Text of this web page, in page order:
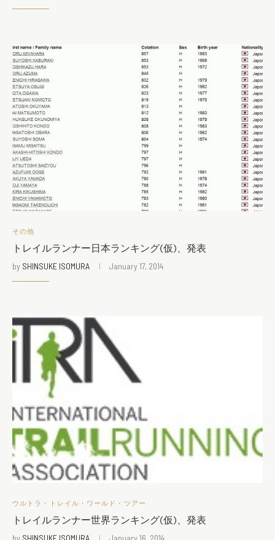
その他
トレイルランナー日本ランキング(仮)、発表
by SHINSUKE ISOMURA January 17, 2014
ウルトラ・トレイル・ワールド・ツアー
トレイルランナー世界ランキング(仮)、発表